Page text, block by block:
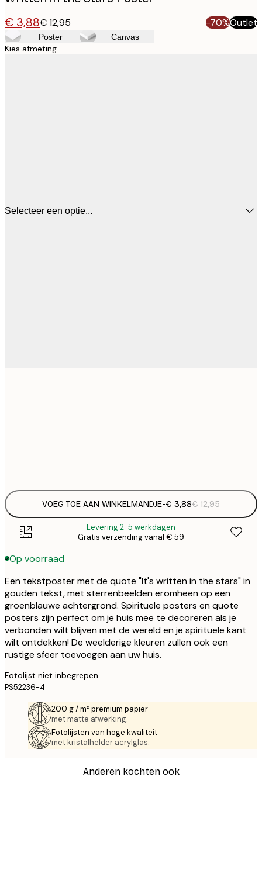
€ 3,88€ 12,95 -70%Outlet
Poster Canvas
Kies afmeting
Selecteer een optie...
VOEG TOE AAN WINKELMANDJE-€ 3,88€ 12,95
Levering 2-5 werkdagen
Gratis verzending vanaf € 59
Op voorraad
Een tekstposter met de quote "It's written in the stars" in
gouden tekst, met sterrenbeelden eromheen op een
groenblauwe achtergrond. Spirituele posters en quote
posters zijn perfect om je huis mee te decoreren als je
verbonden wilt blijven met de wereld en je spirituele kant
wilt ontdekken! De weelderige kleuren zullen ook een
rustige sfeer toevoegen aan uw huis.
Fotolijst niet inbegrepen.
PS52236-4
200 g / m² premium papier
met matte afwerking.
Fotolijsten van hoge kwaliteit
met kristalhelder acrylglas.
Anderen kochten ook